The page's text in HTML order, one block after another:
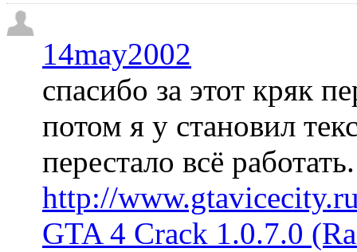
14may2002
спасибо за этот кряк
потом я у становил
перестало всё
http://
GTA 4 Crack 1.0.7.0